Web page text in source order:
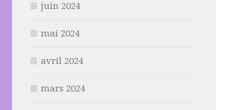
juin 2024
mai 2024
avril 2024
mars 2024